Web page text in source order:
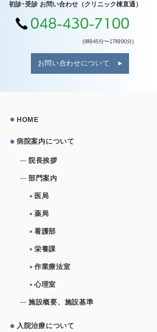
初診･受診 お問い合わせ（クリニック棟直通）
048-430-7100
(8時45分〜17時00分)
お問い合わせについて
HOME
病院案内について
院⻑挨拶
部⾨案内
医局
薬局
看護部
栄養課
作業療法室
心理室
施設概要、施設基準
⼊院治療について